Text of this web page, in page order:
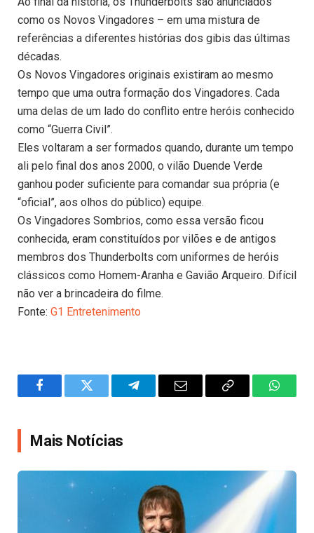
como os Novos Vingadores – em uma mistura de
referências a diferentes histórias dos gibis das últimas
décadas.
Os Novos Vingadores originais existiram ao mesmo
tempo que uma outra formação dos Vingadores. Cada
uma delas de um lado do conflito entre heróis conhecido
como “Guerra Civil”.
Eles voltaram a ser formados quando, durante um tempo
ali pelo final dos anos 2000, o vilão Duende Verde
ganhou poder suficiente para comandar sua própria (e
“oficial”, aos olhos do público) equipe.
Os Vingadores Sombrios, como essa versão ficou
conhecida, eram constituídos por vilões e de antigos
membros dos Thunderbolts com uniformes de heróis
clássicos como Homem-Aranha e Gavião Arqueiro. Difícil
não ver a brincadeira do filme.
Fonte: G1 Entretenimento
FacebookTwitter TelegramEmail
Copy
Mais Notícias